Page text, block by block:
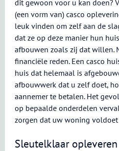
dit gewoon voor u kan doen?
(een vorm van) casco
leuk vinden om zelf aan de
dat ze op deze manier hun
afbouwen zoals zij dat willen.
financiële reden. Een casco
huis dat helemaal is
afbouwwerk dat u zelf doet,
aannemer te betalen. Het
op bepaalde onderdelen
zorgen dat uw woning
Sleutelklaar opleveren